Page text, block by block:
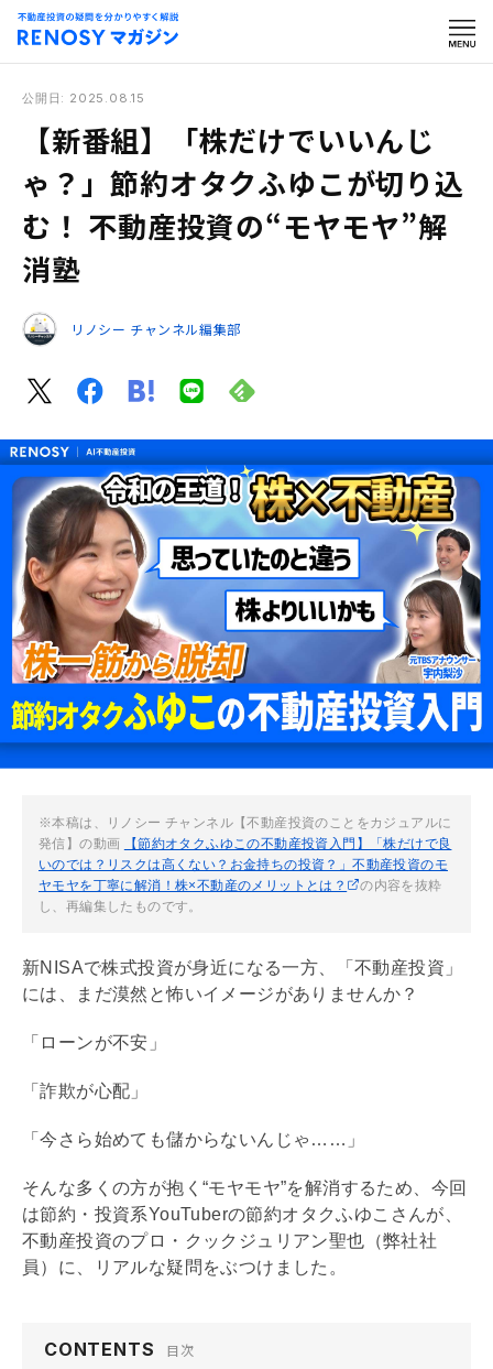
公開日: 2025.08.15
【新番組】「株だけでいいんじ
ゃ？」節約オタクふゆこが切り込
む！ 不動産投資の“モヤモヤ”解
消塾
リノシー チャンネル編集部
※本稿は、リノシー チャンネル【不動産投資のことをカジュアルに
発信】の動画
【節約オタクふゆこの不動産投資入門】「株だけで良
いのでは？リスクは高くない？お金持ちの投資？」不動産投資のモ
ヤモヤを丁寧に解消！株×不動産のメリットとは？
の内容を抜粋
し、再編集したものです。
新NISAで株式投資が身近になる一方、「不動産投資」
には、まだ漠然と怖いイメージがありませんか？
「ローンが不安」
「詐欺が心配」
「今さら始めても儲からないんじゃ……」
そんな多くの方が抱く“モヤモヤ”を解消するため、今回
は節約・投資系YouTuberの節約オタクふゆこさんが、
不動産投資のプロ・クックジュリアン聖也（弊社社
員）に、リアルな疑問をぶつけました。
CONTENTS 目次